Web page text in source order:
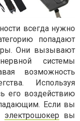
всегда нужно
попадают
Они вызывают
системы
возможность
Используя
его воздействию
Если вы
электрошокер вы